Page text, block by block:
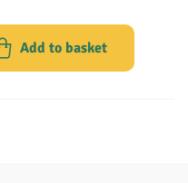
Add to basket